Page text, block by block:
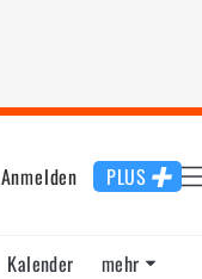
Anmelden PLUS
Kalender
mehr